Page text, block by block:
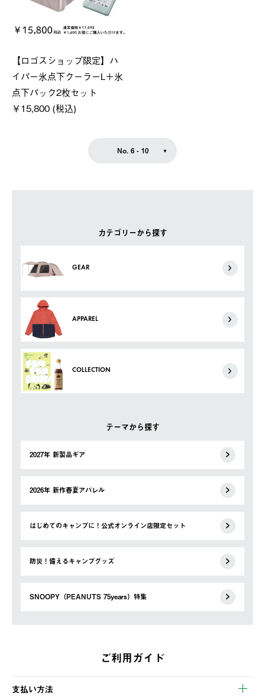
カテゴリーから探す
GEAR
APPAREL
COLLECTION
テーマから探す
2027年 新製品ギア
2026年 新作春夏アパレル
はじめてのキャンプに！公式オンライン店限定セット
防災！備えるキャンプグッズ
SNOOPY（PEANUTS 75years）特集
【ロゴスショップ限定】ハ
イパー氷点下クーラーL＋氷
点下パック2枚セット
￥15,800 (税込)
No. 6 - 10
ご利用ガイド
支払い方法